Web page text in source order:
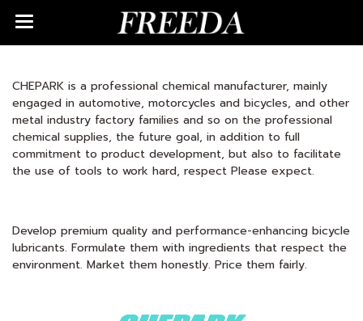
CHEPARK is a professional chemical manufacturer, mainly
engaged in automotive, motorcycles and bicycles, and other
metal industry factory families and so on the professional
chemical supplies, the future goal, in addition to full
commitment to product development, but also to facilitate
the use of tools to work hard, respect Please expect.
Develop premium quality and performance-enhancing bicycle
lubricants. Formulate them with ingredients that respect the
environment. Market them honestly. Price them fairly.